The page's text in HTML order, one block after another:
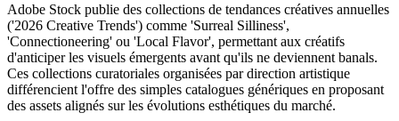
Adobe Stock publie des collections de tendances créatives annuelles
('2026 Creative Trends') comme 'Surreal Silliness',
'Connectioneering' ou 'Local Flavor', permettant aux créatifs
d'anticiper les visuels émergents avant qu'ils ne deviennent banals.
Ces collections curatoriales organisées par direction artistique
différencient l'offre des simples catalogues génériques en proposant
des assets alignés sur les évolutions esthétiques du marché.